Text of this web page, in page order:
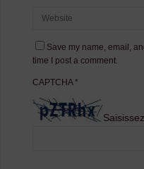
Save my name, email,
time I post a comment.
CAPTCHA*